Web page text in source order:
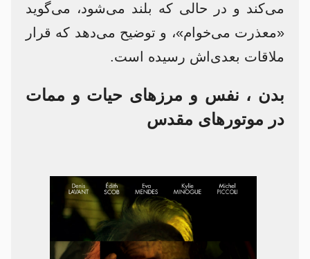
می‌کند و در حالی که بلند می‌شود، می‌گوید
«معذرت می‌خوام»، و توضیح می‌دهد که قرار
ملاقات بعدی‌اش رسیده است.
بدن ، نفس و مرزهای حیات و ممات
در موتورهای مقدس